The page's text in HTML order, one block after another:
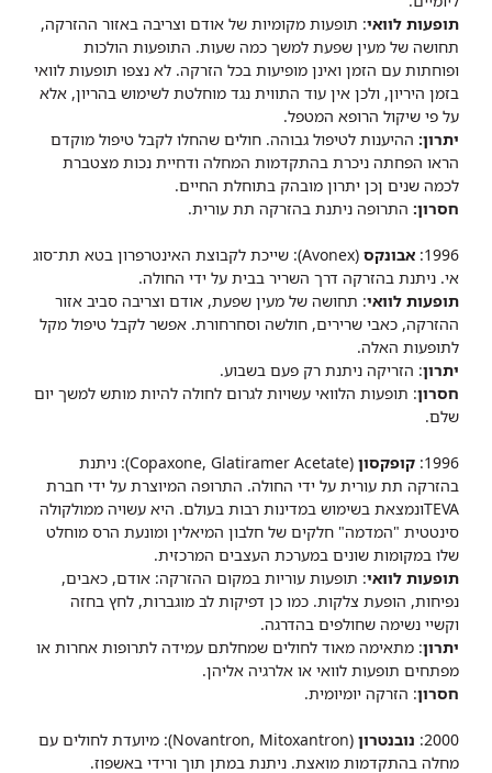
תופעות לוואי: תופעות מקומיות של אודם וצריבה באזור ההזרקה,
תחושה של מעין שפעת למשך כמה שעות. התופעות הולכות
ופוחתות עם הזמן ואינן מופיעות בכל הזרקה. לא נצפו תופעות לוואי
בזמן היריון, ולכן אין עוד התווית נגד מוחלטת לשימוש בהריון, אלא
על פי שיקול הרופא המטפל.
יתרון: ההיענות לטיפול גבוהה. חולים שהחלו לקבל טיפול מוקדם
הראו הפחתה ניכרת בהתקדמות המחלה ודחיית נכות מצטברת
לכמה שנים ןכן יתרון מובהק בתוחלת החיים.
חסרון: התרופה ניתנת בהזרקה תת עורית.
1996: אבונקס
(Avonex): שייכת לקבוצת האינטרפרון בטא תת־סוג
אי. ניתנת בהזרקה דרך השריר בבית על ידי החולה.
תופעות לוואי: תחושה של מעין שפעת, אודם וצריבה סביב אזור
ההזרקה, כאבי שרירים, חולשה וסחרחורת. אפשר לקבל טיפול מקל
לתופעות האלה.
יתרון: הזריקה ניתנת רק פעם בשבוע.
חסרון: תופעות הלוואי עשויות לגרום לחולה להיות מותש למשך יום
שלם.
1996: קופקסון
(Copaxone, Glatiramer Acetate): ניתנת
בהזרקה תת עורית על ידי החולה. התרופה המיוצרת על ידי חברת
TEVAונמצאת בשימוש במדינות רבות בעולם. היא עשויה ממולקולה
סינטטית "המדמה" חלקים של חלבון המיאלין ומונעת הרס מוחלט
שלו במקומות שונים במערכת העצבים המרכזית.
תופעות לוואי: תופעות עוריות במקום ההזרקה: אודם, כאבים,
נפיחות, הופעת צלקות. כמו כן דפיקות לב מוגברות, לחץ בחזה
וקשיי נשימה שחולפים בהדרגה.
יתרון: מתאימה מאוד לחולים שמחלתם עמידה לתרופות אחרות או
מפתחים תופעות לוואי או אלרגיה אליהן.
חסרון: הזרקה יומיומית.
2000: נובנטרון
(Novantron, Mitoxantron): מיועדת לחולים עם
מחלה בהתקדמות מואצת. ניתנת במתן תוך ורידי באשפוז.